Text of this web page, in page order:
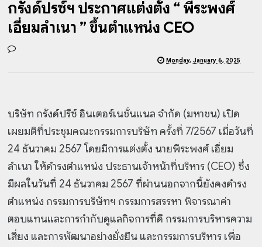
กรังด์ปรีซ์ฯ ประกาศแต่งตั้ง “ พีระพงศ์
เอี่ยมลำเนา ” ขึ้นตำแหน่ง CEO
Monday, January 6, 2025
บริษัท กรังด์ปรีซ์ อินเตอร์เนชั่นแนล จำกัด (มหาชน) เปิด
เผยมติที่ประชุมคณะกรรมการบริษัท ครั้งที่ 7/2567 เมื่อวันที่
24 ธันวาคม 2567 โดยมีการแต่งตั้ง นายพีระพงศ์ เอี่ยม
ลำเนา ให้ดำรงตำแหน่ง ประธานเจ้าหน้าที่บริหาร (CEO) ซึ่ง
มีผลในวันที่ 24 ธันวาคม 2567 ที่ผ่านนอกจากนี้ยังคงดำรง
ตำแหน่ง กรรมการบริษัทฯ กรรมการสรรหา พิจารณาค่า
ตอบแทนและการกำกับดูแลกิจการที่ดี กรรมการบริหารความ
เสี่ยง และการพัฒนาอย่างยั่งยืน และกรรมการบริหาร เพื่อ